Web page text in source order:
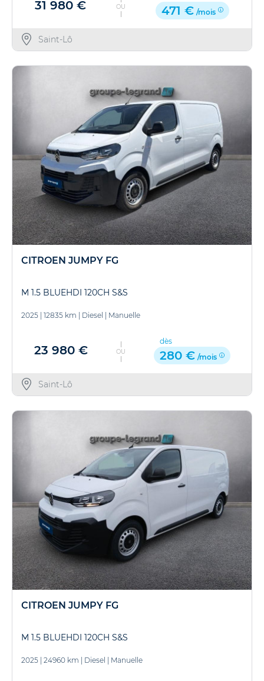
31 980 € OU 471 € /mois
Saint-Lô
CITROEN JUMPY FG
M 1.5 BLUEHDI 120CH S&S
2025 12835 km Diesel Manuelle
23 980 € OU
dès
280 € /mois
Saint-Lô
CITROEN JUMPY FG
M 1.5 BLUEHDI 120CH S&S
2025 24960 km Diesel Manuelle